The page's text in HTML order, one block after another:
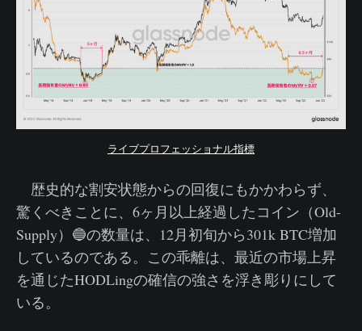
ライブプロフェッショナル指標
歴史的な割安状態からの回復にもかかわらず、
驚くべきことに、6ヶ月以上経過したコイン（Old-
Supply）🔵の数量は、12月初旬から301k BTC増加
しているのである。この乖離は、最近の市場上昇
を通じたHODLingの確信の強さを浮き彫りにして
いる。